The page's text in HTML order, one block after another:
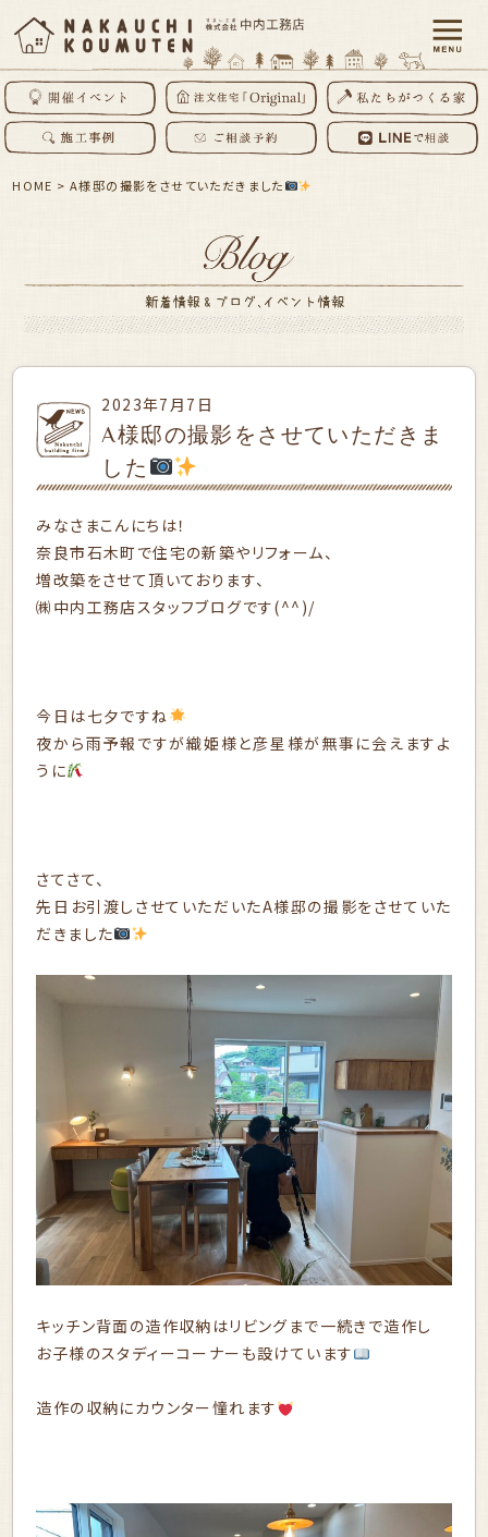
HOME >A様邸の撮影をさせていただきました
2023年7月7日
A様邸の撮影をさせていただきま
した
みなさまこんにちは！
奈良市石木町で住宅の新築やリフォーム、
増改築をさせて頂いております、
㈱中内工務店スタッフブログです(^^)/
今日は七夕ですね
夜から雨予報ですが織姫様と彦星様が無事に会えますよ
うに
さてさて、
先日お引渡しさせていただいたA様邸の撮影をさせていた
だきました
キッチン背面の造作収納はリビングまで一続きで造作し
お子様のスタディーコーナーも設けています
造作の収納にカウンター憧れます